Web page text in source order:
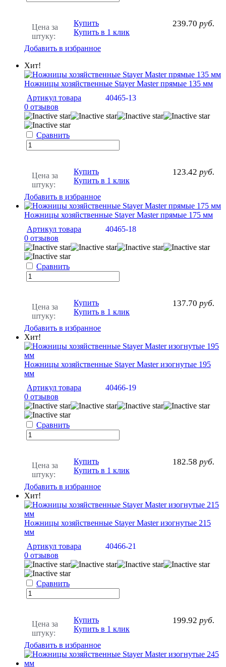
Цена за
штуку:
239.70 руб.
Купить
Купить в 1 клик
Добавить в избранное
Хит!
Ножницы хозяйственные Stayer Master прямые 135 мм
Артикул товара
40465-13
0 отзывов
Сравнить
Цена за
штуку:
123.42 руб.
Купить
Купить в 1 клик
Добавить в избранное
Ножницы хозяйственные Stayer Master прямые 175 мм
Артикул товара
40465-18
0 отзывов
Сравнить
Цена за
штуку:
137.70 руб.
Купить
Купить в 1 клик
Добавить в избранное
Хит!
Ножницы хозяйственные Stayer Master изогнутые 195
мм
Артикул товара
40466-19
0 отзывов
Сравнить
Цена за
штуку:
182.58 руб.
Купить
Купить в 1 клик
Добавить в избранное
Хит!
Ножницы хозяйственные Stayer Master изогнутые 215
мм
Артикул товара
40466-21
0 отзывов
Сравнить
Цена за
штуку:
199.92 руб.
Купить
Купить в 1 клик
Добавить в избранное